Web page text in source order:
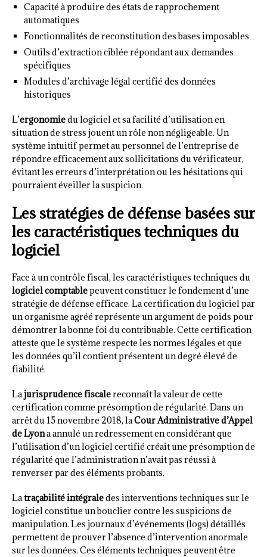
Capacité à produire des états de rapprochement
automatiques
Fonctionnalités de reconstitution des bases imposables
Outils d’extraction ciblée répondant aux demandes
spécifiques
Modules d’archivage légal certifié des données
historiques
L’ergonomiedu logiciel et sa facilité d’utilisation en
situation de stress jouent un rôle non négligeable. Un
système intuitif permet au personnel de l’entreprise de
répondre efficacement aux sollicitations du vérificateur,
évitant les erreurs d’interprétation ou les hésitations qui
pourraient éveiller la suspicion.
Les stratégies de défense basées sur
les caractéristiques techniques du
logiciel
Face à un contrôle fiscal, les caractéristiques techniques du
logiciel comptablepeuvent constituer le fondement d’une
stratégie de défense efficace. La certification du logiciel par
un organisme agréé représente un argument de poids pour
démontrer la bonne foi du contribuable. Cette certification
atteste que le système respecte les normes légales et que
les données qu’il contient présentent un degré élevé de
fiabilité.
Lajurisprudence fiscalereconnaît la valeur de cette
certification comme présomption de régularité. Dans un
arrêt du 15 novembre 2018, laCour Administrative d’Appel
de Lyona annulé un redressement en considérant que
l’utilisation d’un logiciel certifié créait une présomption de
régularité que l’administration n’avait pas réussi à
renverser par des éléments probants.
Latraçabilité intégraledes interventions techniques sur le
logiciel constitue un bouclier contre les suspicions de
manipulation. Les journaux d’événements (logs) détaillés
permettent de prouver l’absence d’intervention anormale
sur les données. Ces éléments techniques peuvent être